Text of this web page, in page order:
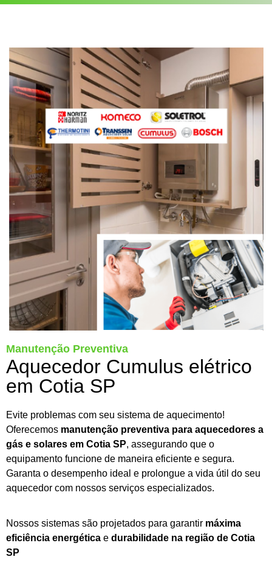
Manutenção Preventiva
Aquecedor Cumulus elétrico
em Cotia SP
Evite problemas com seu sistema de aquecimento!
Oferecemos manutenção preventiva para aquecedores a
gás e solares em Cotia SP, assegurando que o
equipamento funcione de maneira eficiente e segura.
Garanta o desempenho ideal e prolongue a vida útil do seu
aquecedor com nossos serviços especializados.
Nossos sistemas são projetados para garantir máxima
eficiência energética e durabilidade na região de Cotia
SP